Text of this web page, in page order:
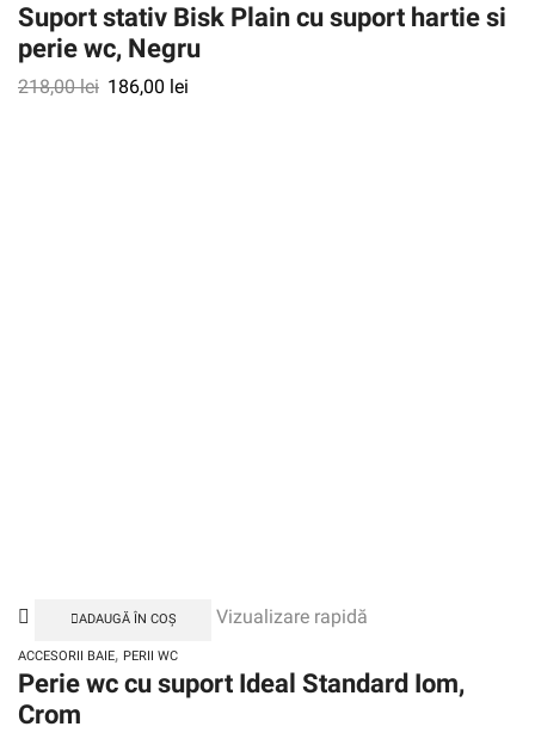
Suport stativ Bisk Plain cu suport hartie si
perie wc, Negru
218,00lei 186,00 lei
ADAUGĂ ÎN COȘ Vizualizare rapidă
ACCESORII BAIE, PERII WC
Perie wc cu suport Ideal Standard Iom,
Crom